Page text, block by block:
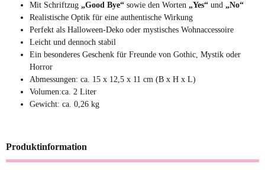
Mit Schriftzug „Good Bye“ sowie den Worten „Yes“ und „No“
Realistische Optik für eine authentische Wirkung
Perfekt als Halloween-Deko oder mystisches Wohnaccessoire
Leicht und dennoch stabil
Ein besonderes Geschenk für Freunde von Gothic, Mystik oder
Horror
Abmessungen: ca. 15 x 12,5 x 11 cm (B x H x L)
Volumen:ca. 2 Liter
Gewicht: ca. 0,26 kg
Produktinformation